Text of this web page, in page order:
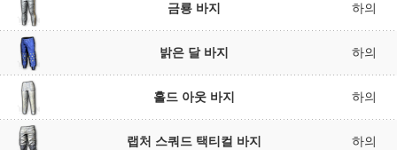
금룡 바지 하의
밝은 달 바지 하의
홀드 아웃 바지 하의
랩처 스쿼드 택티컬 바지 하의